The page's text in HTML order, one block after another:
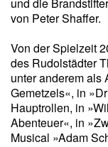
von Peter Shaffer.
Von der Spielzeit
des Rudolstädter
unter anderem als
Gemetzels«, in
Hauptrollen, in
Abenteuer«, in
Musical »Adam